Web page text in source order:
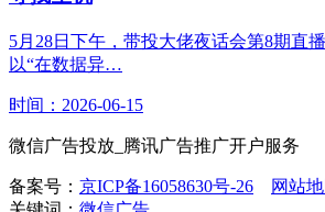
5月28日下午，带投大佬夜话会第8期直
以“在数据异…
时间：2026-06-15
微信广告投放_腾讯广告推广开户服务
备案号： 京ICP备16058630号-26
网站